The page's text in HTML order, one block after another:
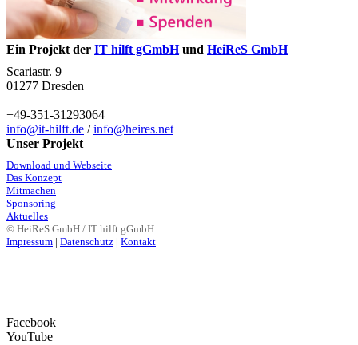
Ein Projekt der IT hilft gGmbHund HeiReS GmbH
Scariastr. 9
01277 Dresden
+49-351-31293064
info@it-hilft.de /info@heires.net
Unser Projekt
Download und Webseite
Das Konzept
Mitmachen
Sponsoring
Aktuelles
© HeiReS GmbH / IT hilft gGmbH
Impressum | Datenschutz | Kontakt
Facebook
YouTube